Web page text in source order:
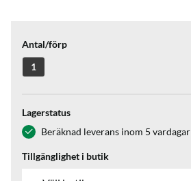
Antal/förp
1
Lagerstatus
Beräknad leverans inom 5 vardagar
Tillgänglighet i butik